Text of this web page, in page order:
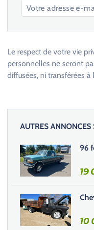
a
s
s
e
r
c
e
c
Le respect de votre vie
personnelles ne seront
diffusées, ni transférées à
AUTRES
96
19
10